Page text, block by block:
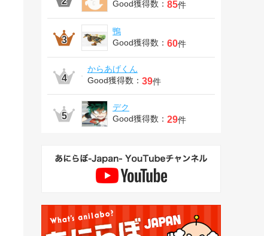
Good獲得数： 85件
鴨
Good獲得数： 60件
からあげくん
Good獲得数： 39件
デク
Good獲得数： 29件